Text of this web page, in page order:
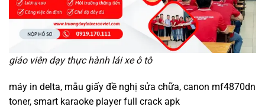
giáo viên dạy thực hành lái xe ô tô
máy in delta, mẫu giấy đề nghị sửa chữa, canon mf4870dn
toner, smart karaoke player full crack apk